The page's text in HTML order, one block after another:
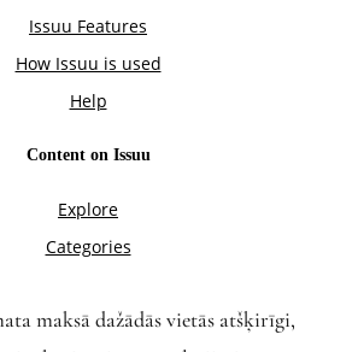
maksā dažādās vietās atšķirīgi,